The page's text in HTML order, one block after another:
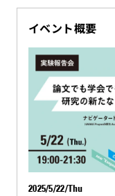
イベント概要
2025/5/22/Thu